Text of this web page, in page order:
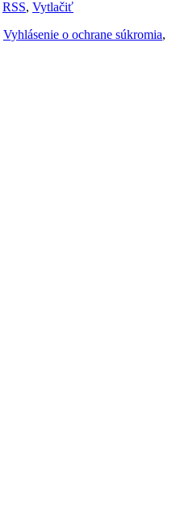
RSS, Vytlačiť
Vyhlásenie o ochrane súkromia,